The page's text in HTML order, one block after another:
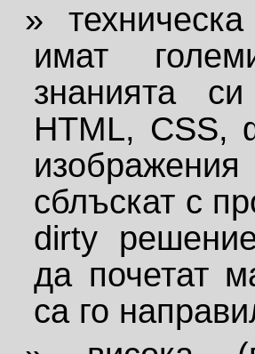
имат
знанията
HTML, CSS,
сблъскат с
dirty
да почетат
са го